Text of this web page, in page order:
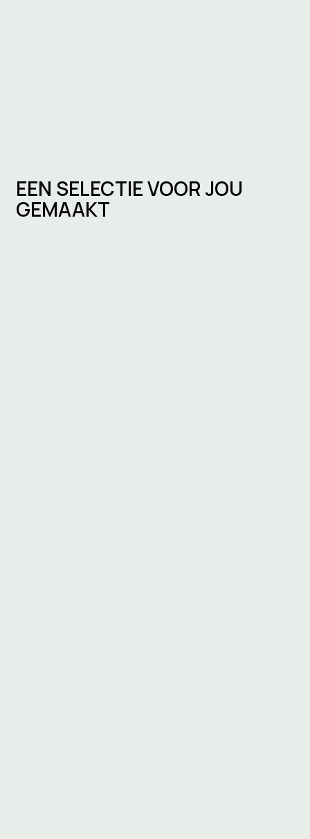
EEN SELECTIE VOOR JOU
GEMAAKT